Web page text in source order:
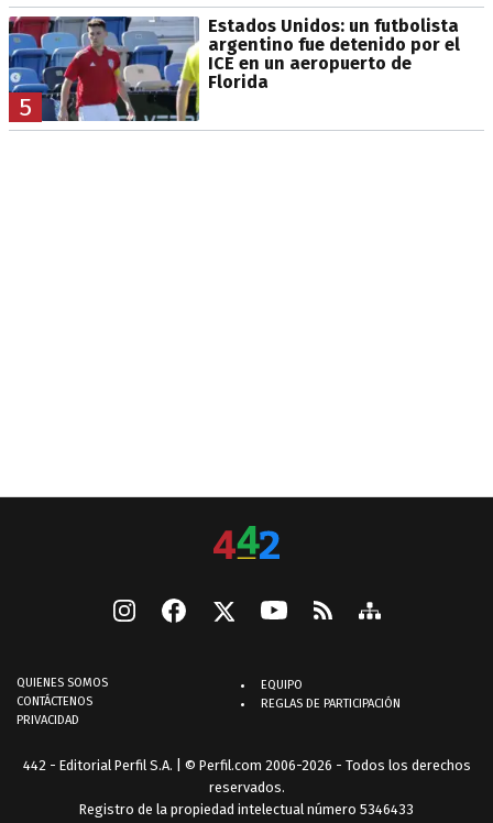
5
Estados Unidos: un futbolista
argentino fue detenido por el
ICE en un aeropuerto de
Florida
QUIENES SOMOS
CONTÁCTENOS
PRIVACIDAD
EQUIPO
REGLAS DE PARTICIPACIÓN
442 - Editorial Perfil S.A. | © Perfil.com 2006-2026 - Todos los derechos
reservados.
Registro de la propiedad intelectual número 5346433